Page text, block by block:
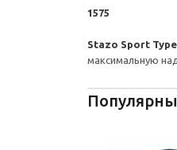
1575
Stazo Sport Type
максимальную